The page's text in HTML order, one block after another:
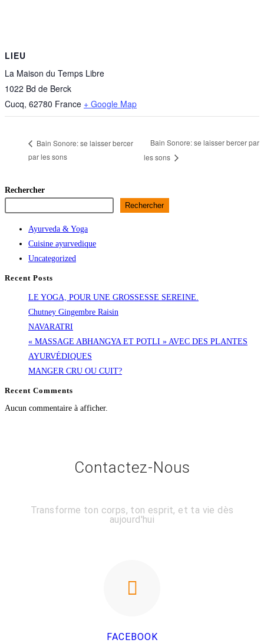
LIEU
La Maison du Temps Libre
1022 Bd de Berck
Cucq, 62780 France + Google Map
Bain Sonore: se laisser bercer
par les sons
Bain Sonore: se laisser bercer par
les sons
Rechercher
Rechercher
Ayurveda & Yoga
Cuisine ayurvedique
Uncategorized
Recent Posts
LE YOGA, POUR UNE GROSSESSE SEREINE.
Chutney Gingembre Raisin
NAVARATRI
« MASSAGE ABHANGYA ET POTLI » AVEC DES PLANTES
AYURVÉDIQUES
MANGER CRU OU CUIT?
Recent Comments
Aucun commentaire à afficher.
Contactez-Nous
Transforme ton corps, ton esprit, et ta vie dès
aujourd'hui
FACEBOOK